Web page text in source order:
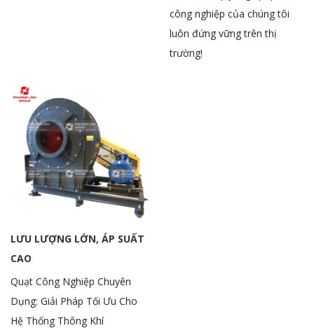
công nghiệp của chúng tôi
luôn đứng vững trên thị
trường!
LƯU LƯỢNG LỚN, ÁP SUẤT
CAO
Quạt Công Nghiệp Chuyên
Dụng: Giải Pháp Tối Ưu Cho
Hệ Thống Thông Khí